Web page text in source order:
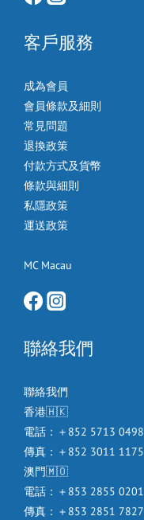
客戶服務
成為會員
會員條款及細則
常見問題
退換政策
付款方式及貨幣
條款與細則
私隱政策
運送政策
MC Macau
聯絡我們
聯絡我們
香港🇭🇰
電話：＋852 5713 0498
傳真：＋852 3011 1175
澳門🇲🇴
電話：＋853 2855 0201
傳真：＋853 2851 7827